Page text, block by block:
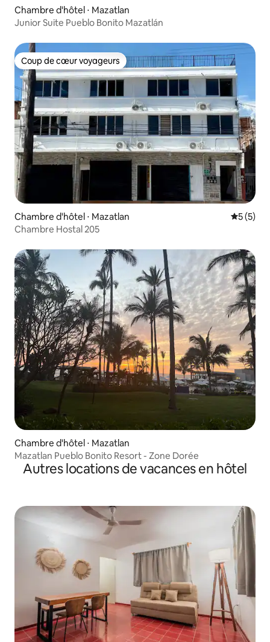
Chambre d'hôtel ⋅ Mazatlan
Junior Suite Pueblo Bonito Mazatlán
Coup de cœur voyageurs
Coup de cœur voyageurs
Chambre d'hôtel ⋅ Mazatlan
5 (5)
Chambre Hostal 205
Chambre d'hôtel ⋅ Mazatlan
Mazatlan Pueblo Bonito Resort - Zone Dorée
Autres locations de vacances en hôtel